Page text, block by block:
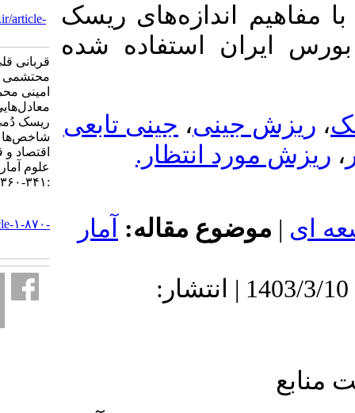
اندازه‌های ریسک
استفاده شده
، جینی تابعی
انتظار.
مقاله:آمار
دریافت: 1402/7/3 | پذیرش: 1403/3/10 | انتشار:
URL:http://jss.irstat.ir/article-
محتشمی برزادران غلامرضا،
امینی محمد، بهدانی زهرا.
معادل‌هایی از اندازه‌های
ریسک دُمی مبتنی بر
شاخص‌های نابرابری در
اقتصاد و قابلیت اعتماد. مجله
علوم آماری. ۱۴۰۳; ۱۸ (۲)
http://jss.irstat.ir/article-۱-۸۷۰-